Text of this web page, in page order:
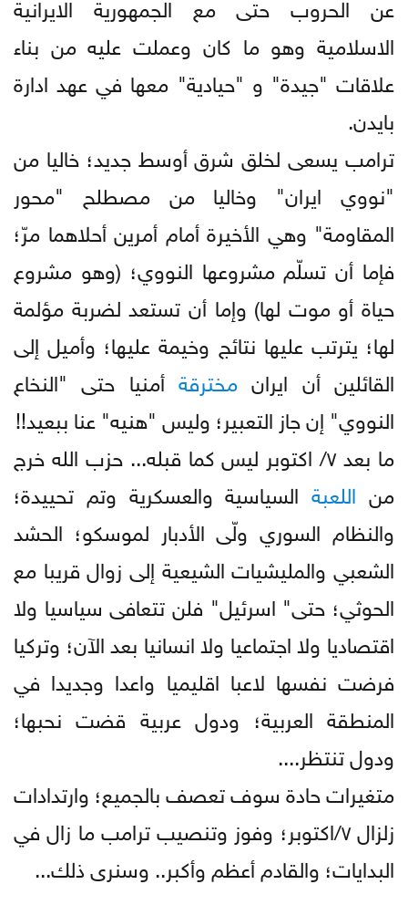
الاسلامية وهو ما كان وعملت عليه من بناء
علاقات "جيدة" و "حيادية" معها في عهد ادارة
بايدن.
ترامب يسعى لخلق شرق أوسط جديد؛ خاليا من
"نووي ايران" وخاليا من مصطلح "محور
المقاومة" وهي الأخيرة أمام أمرين أحلاهما مرّ؛
فإما أن تسلّم مشروعها النووي؛ (وهو مشروع
حياة أو موت لها) وإما أن تستعد لضربة مؤلمة
لها؛ يترتب عليها نتائج وخيمة عليها؛ وأميل إلى
القائلين أن ايران مخترقة أمنيا حتى "النخاع
النووي" إن جاز التعبير؛ وليس "هنيه" عنا ببعيد!!
ما بعد ٧/ اكتوبر ليس كما قبله... حزب الله خرج
من اللعبةالسياسية والعسكرية وتم تحييدة؛
والنظام السوري ولّى الأدبار لموسكو؛ الحشد
الشعبي والمليشيات الشيعية إلى زوال قريبا مع
الحوثي؛ حتى" اسرئيل" فلن تتعافى سياسيا ولا
اقتصاديا ولا اجتماعيا ولا انسانيا بعد الآن؛ وتركيا
فرضت نفسها لاعبا اقليميا واعدا وجديدا في
المنطقة العربية؛ ودول عربية قضت نحبها؛
ودول تنتظر....
متغيرات حادة سوف تعصف بالجميع؛ وارتدادات
زلزال ٧/اكتوبر؛ وفوز وتنصيب ترامب ما زال في
البدايات؛ والقادم أعظم وأكبر.. وسنرى ذلك...